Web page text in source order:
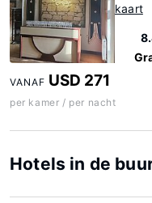
kaart
VANAF USD 271
per kamer / per nacht
Hotels in de